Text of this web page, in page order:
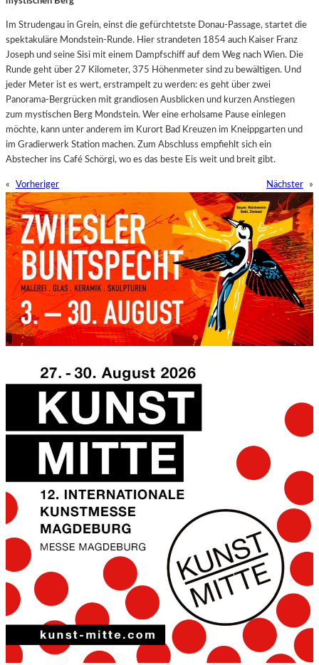
Im Strudengau in Grein, einst die gefürchtetste Donau-Passage, startet die
spektakuläre Mondstein-Runde. Hier strandeten 1854 auch Kaiser Franz
Joseph und seine Sisi mit einem Dampfschiff auf dem Weg nach Wien. Die
Runde geht über 27 Kilometer, 375 Höhenmeter sind zu bewältigen. Und
jeder Meter ist es wert, erstrampelt zu werden: es geht über zwei
Panorama-Bergrücken mit grandiosen Ausblicken und kurzen Anstiegen
zum mystischen Berg Mondstein. Wer eine erholsame Pause einlegen
möchte, kann unter anderem im Kurort Bad Kreuzen im Kneippgarten und
im Gradierwerk Station machen. Zum Abschluss empfiehlt sich ein
Abstecher ins Café Schörgi, wo es das beste Eis weit und breit gibt.
« Vorheriger Nächster »